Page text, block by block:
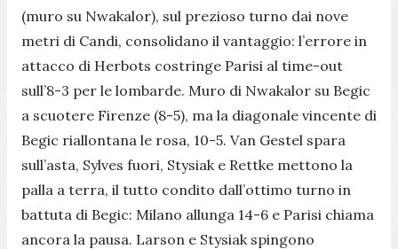
(muro su Nwakalor), sul prezioso turno dai nove
metri di Candi, consolidano il vantaggio: l’errore in
attacco di Herbots costringe Parisi al time-out
sull’8-3 per le lombarde. Muro di Nwakalor su Begic
a scuotere Firenze (8-5), ma la diagonale vincente di
Begic riallontana le rosa, 10-5. Van Gestel spara
sull’asta, Sylves fuori, Stysiak e Rettke mettono la
palla a terra, il tutto condito dall’ottimo turno in
battuta di Begic: Milano allunga 14-6 e Parisi chiama
ancora la pausa. Larson e Stysiak spingono